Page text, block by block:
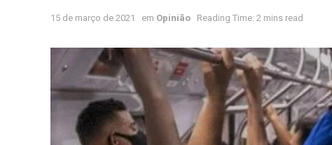
15 de março de 2021 em Opinião Reading Time: 2 mins read